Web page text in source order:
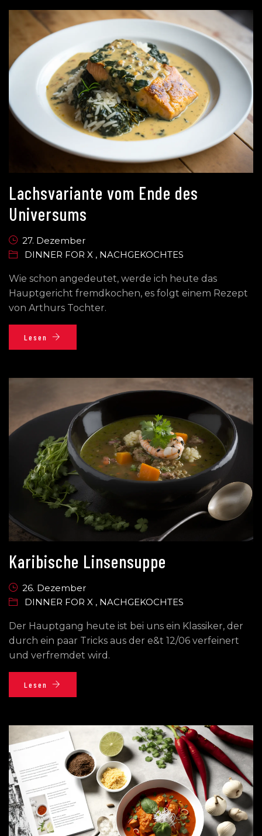
Lachsvariante vom Ende des
Universums
27. Dezember
DINNER FOR X , NACHGEKOCHTES
Wie schon angedeutet, werde ich heute das
Hauptgericht fremdkochen, es folgt einem Rezept
von Arthurs Tochter.
Lesen
Karibische Linsensuppe
26. Dezember
DINNER FOR X , NACHGEKOCHTES
Der Hauptgang heute ist bei uns ein Klassiker, der
durch ein paar Tricks aus der e&t 12/06 verfeinert
und verfremdet wird.
Lesen